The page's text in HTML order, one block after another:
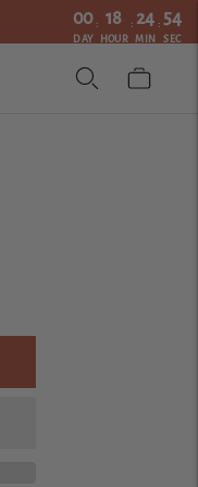
00
DAY
: 18
HOUR
: 24
MIN
: 53
SEC